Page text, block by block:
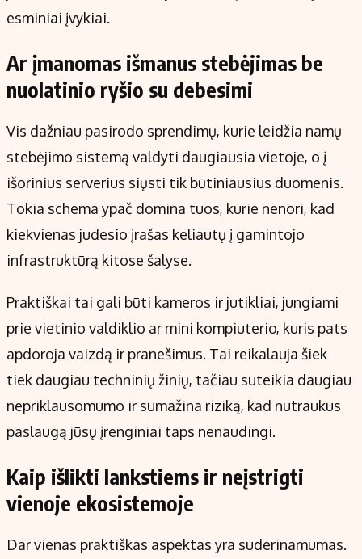
esminiai įvykiai.
Ar įmanomas išmanus stebėjimas be
nuolatinio ryšio su debesimi
Vis dažniau pasirodo sprendimų, kurie leidžia namų
stebėjimo sistemą valdyti daugiausia vietoje, o į
išorinius serverius siųsti tik būtiniausius duomenis.
Tokia schema ypač domina tuos, kurie nenori, kad
kiekvienas judesio įrašas keliautų į gamintojo
infrastruktūrą kitose šalyse.
Praktiškai tai gali būti kameros ir jutikliai, jungiami
prie vietinio valdiklio ar mini kompiuterio, kuris pats
apdoroja vaizdą ir pranešimus. Tai reikalauja šiek
tiek daugiau techninių žinių, tačiau suteikia daugiau
nepriklausomumo ir sumažina riziką, kad nutraukus
paslaugą jūsų įrenginiai taps nenaudingi.
Kaip išlikti lankstiems ir neįstrigti
vienoje ekosistemoje
Dar vienas praktiškas aspektas yra suderinamumas.